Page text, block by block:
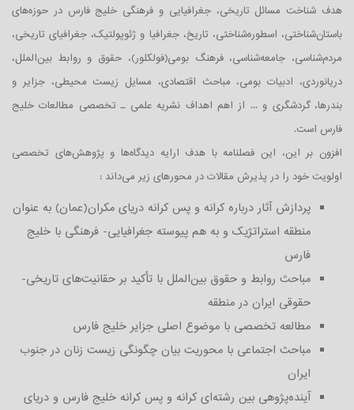
هدف شناخت مسائل تاریخی، جغرافیایی و فرهنگی خلیج فارس در حوزه‌های
باستان‌شناختی، اسطوره‌شناختی، تاریخ، جغرافیا و ژئوپولتیک، جغرافیای تاریخی،
مردم‌شناسی، جامعه‌شناسی، فرهنگ بومی(فولکلور)، حقوق و روابط بین‌الملل،
دریانوردی، ادبیات بومی، مباحث اقتصادی، مسایل زیست محیطی، جزایر و
بندرها، گردشگری و ... از اهم اهداف نشریه علمی ـ تخصصی مطالعات خلیج
فارس است.
افزون بر این، این فصلنامه با هدف ارایه دیدگاه‌ها و پژوهش‌های تخصصی
اولویت خود را در پذیرش مقالات در محورهای زیر می‌داند :
پردازش آثار درباره کرانه و پس کرانه دریای مکران(عمان) به عنوان
منطقه استراتژیک و به هم پیوسته جغرافیایی- فرهنگی با خلیج
فارس
مباحث روابط و حقوق بین‌الملل با تأکید بر حقانیت‌های تاریخی-
حقوقی ایران در منطقه
مطالعه تخصصی با موضوع اصلی جزایر خلیج فارس
مباحث اجتماعی با محوریت بیان چگونگی زیست زنان در جنوب
ایران
آینده‌پژوهی بین رشته‌ای کرانه و پس کرانه خلیج فارس و دریای